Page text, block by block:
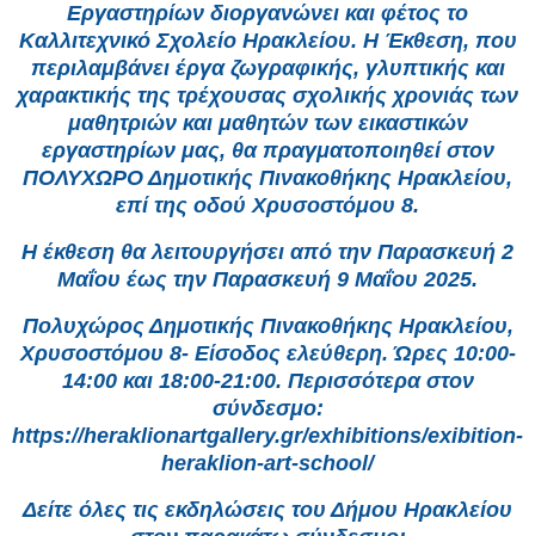
Εργαστηρίων διοργανώνει και φέτος το
Καλλιτεχνικό Σχολείο Ηρακλείου. Η Έκθεση, που
περιλαμβάνει έργα ζωγραφικής, γλυπτικής και
χαρακτικής της τρέχουσας σχολικής χρονιάς των
μαθητριών και μαθητών των εικαστικών
εργαστηρίων μας, θα πραγματοποιηθεί στον
ΠΟΛΥΧΩΡΟ Δημοτικής Πινακοθήκης Ηρακλείου,
επί της οδού Χρυσοστόμου 8.
Η έκθεση θα λειτουργήσει από την Παρασκευή 2
Μαΐου έως την Παρασκευή 9 Μαΐου 2025.
Πολυχώρος Δημοτικής Πινακοθήκης Ηρακλείου,
Χρυσοστόμου 8- Είσοδος ελεύθερη. Ώρες 10:00-
14:00 και 18:00-21:00. Περισσότερα στον
σύνδεσμο:
https://heraklionartgallery.gr/exhibitions/exibition-
heraklion-art-school/
Δείτε όλες τις εκδηλώσεις του Δήμου Ηρακλείου